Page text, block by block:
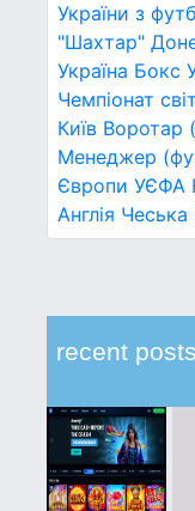
України з
"Шахтар"
Україна Бокс
Чемпіонат
Київ Воротар
Менеджер
Європи УЄФА
Англія Чеська
recent posts